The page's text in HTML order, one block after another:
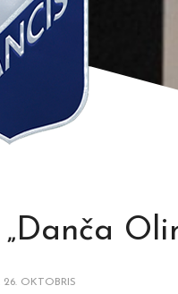
26. OKTOBRIS